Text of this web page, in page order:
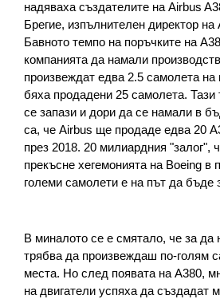
надяваха създателите на Airbus
Брегие, изпълнителен директор на
Бавното темпо на поръчките на
компанията да намали
произвеждат едва 2.5 самолета
бяха продадени 25 самолета.
се запази и дори да се намали в
са, че Airbus ще продаде едва 20
през 2018. 20 милиардния "залог",
прекъсне хегемонията на Boeing в
големи самолети е на път да бъде
В миналото се е смятало, че за да
трябва да произвеждаш по-голям
места. Но след появата на A380,
на двигатели успяха да създадат